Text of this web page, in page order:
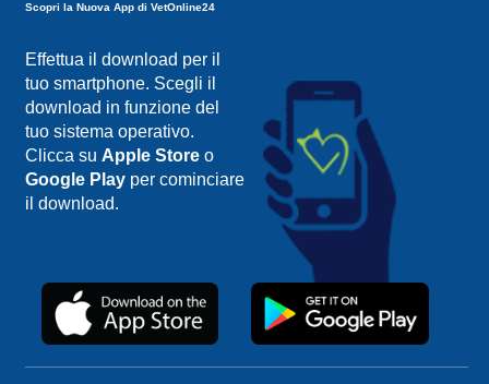
Scopri la Nuova App di VetOnline24
Effettua il download per il
tuo smartphone. Scegli il
download in funzione del
tuo sistema operativo.
Clicca su Apple Storeo
Google Playper cominciare
il download.